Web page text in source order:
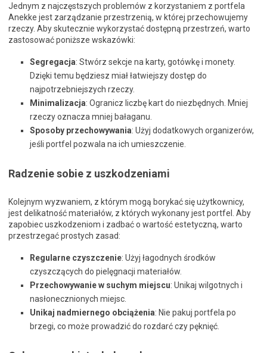
Jednym z najczęstszych problemów z korzystaniem z portfela
Anekke jest zarządzanie przestrzenią, w której przechowujemy
rzeczy. Aby skutecznie wykorzystać dostępną przestrzeń, warto
zastosować poniższe wskazówki:
Segregacja: Stwórz sekcje na karty, gotówkę i monety.
Dzięki temu będziesz miał łatwiejszy dostęp do
najpotrzebniejszych rzeczy.
Minimalizacja: Ogranicz liczbę kart do niezbędnych. Mniej
rzeczy oznacza mniej bałaganu.
Sposoby przechowywania: Użyj dodatkowych organizerów,
jeśli portfel pozwala na ich umieszczenie.
Radzenie sobie z uszkodzeniami
Kolejnym wyzwaniem, z którym mogą borykać się użytkownicy,
jest delikatność materiałów, z których wykonany jest portfel. Aby
zapobiec uszkodzeniom i zadbać o wartość estetyczną, warto
przestrzegać prostych zasad:
Regularne czyszczenie: Użyj łagodnych środków
czyszczących do pielęgnacji materiałów.
Przechowywanie w suchym miejscu: Unikaj wilgotnych i
nasłonecznionych miejsc.
Unikaj nadmiernego obciążenia: Nie pakuj portfela po
brzegi, co może prowadzić do rozdarć czy pęknięć.